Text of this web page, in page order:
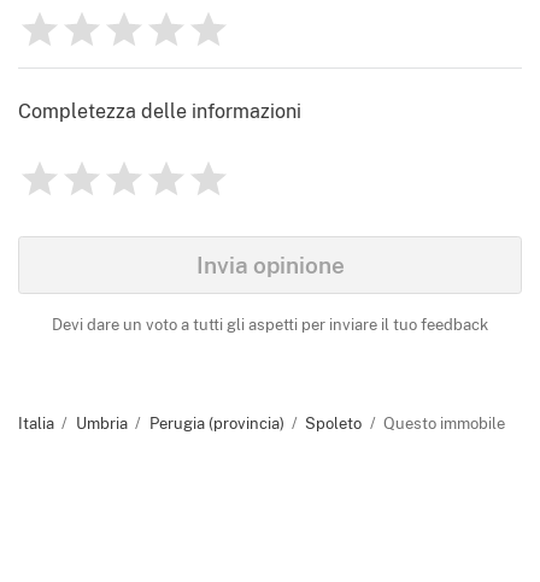
Valutazione
0
1 2 3 4 5
Completezza delle informazioni
Valutazione
0
1 2 3 4 5
Invia opinione
Devi dare un voto a tutti gli aspetti per inviare il tuo feedback
Italia Umbria Perugia (provincia) Spoleto Questo immobile